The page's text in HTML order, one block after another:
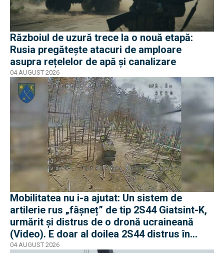
Războiul de uzură trece la o nouă etapă:
Rusia pregătește atacuri de amploare
asupra rețelelor de apă și canalizare
04 AUGUST 2026
Mobilitatea nu i-a ajutat: Un sistem de
artilerie rus „fâșneț” de tip 2S44 Giatsint-K,
urmărit și distrus de o dronă ucraineană
(Video). E doar al doilea 2S44 distrus în
război
04 AUGUST 2026